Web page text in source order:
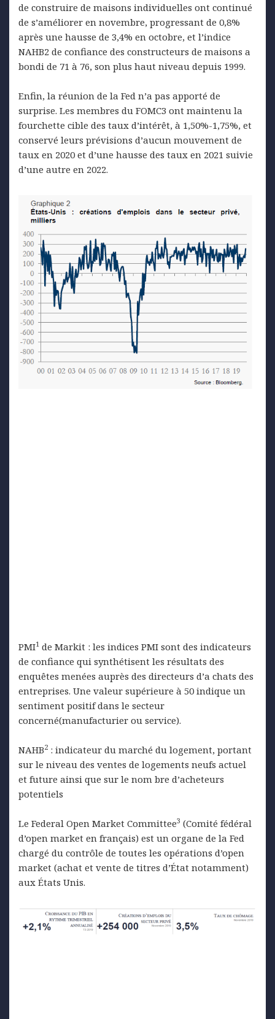
de construire de maisons individuelles ont continué
de s’améliorer en novembre, progressant de 0,8%
après une hausse de 3,4% en octobre, et l’indice
NAHB2 de confiance des constructeurs de maisons a
bondi de 71 à 76, son plus haut niveau depuis 1999.
Enfin, la réunion de la Fed n’a pas apporté de
surprise. Les membres du FOMC3 ont maintenu la
fourchette cible des taux d’intérêt, à 1,50%-1,75%, et
conservé leurs prévisions d’aucun mouvement de
taux en 2020 et d’une hausse des taux en 2021 suivie
d’une autre en 2022.
PMI1 de Markit : les indices PMI sont des indicateurs
de confiance qui synthétisent les résultats des
enquêtes menées auprès des directeurs d’a chats des
entreprises. Une valeur supérieure à 50 indique un
sentiment positif dans le secteur
concerné(manufacturier ou service).
NAHB2 : indicateur du marché du logement, portant
sur le niveau des ventes de logements neufs actuel
et future ainsi que sur le nom bre d’acheteurs
potentiels
Le Federal Open Market Committee3 (Comité fédéral
d’open market en français) est un organe de la Fed
chargé du contrôle de toutes les opérations d’open
market (achat et vente de titres d’État notamment)
aux États Unis.